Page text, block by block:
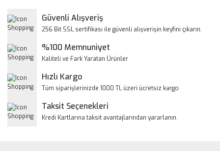
Yorum Yaz
Ürün resmi kalitesiz, bozuk veya görüntülenemiyor.
Ürün bilgilerinde hatalar bulunuyor.
Bu ürüne benzer farklı alternatifler olmalı.
Güvenli Alışveriş
256 Bit SSL sertifikası ile güvenli alışverişin keyfini çıkarın.
%100 Memnuniyet
Kaliteli ve Fark Yaratan Ürünler
Hızlı Kargo
Tüm siparişlerinizde 1000 TL üzeri ücretsiz kargo
Taksit Seçenekleri
Kredi Kartlarına taksit avantajlarından yararlanın.